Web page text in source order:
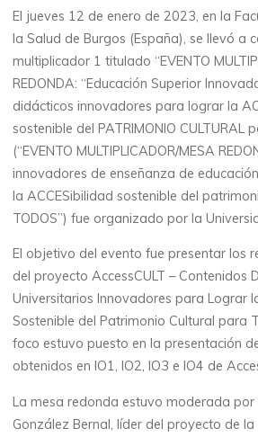
El jueves 12 de enero de 2023, en la
la Salud de Burgos (España), se llevó a
multiplicador 1 titulado “EVENTO
REDONDA: “Educación Superior
didácticos innovadores para lograr la
sostenible del PATRIMONIO CULTURAL
(“EVENTO MULTIPLICADOR/MESA
innovadores de enseñanza de
la ACCESibilidad sostenible del
TODOS”) fue organizado por la
El objetivo del evento fue presentar los
del proyecto AccessCULT – Contenidos
Universitarios Innovadores para Lograr
Sostenible del Patrimonio Cultural para
foco estuvo puesto en la presentación
obtenidos en IO1, IO2, IO3 e IO4 de
La mesa redonda estuvo moderada por
González Bernal, líder del proyecto de